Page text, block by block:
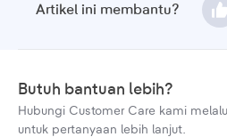
Artikel ini membantu?
Butuh bantuan lebih?
Hubungi Customer Care kami
untuk pertanyaan lebih lanjut.